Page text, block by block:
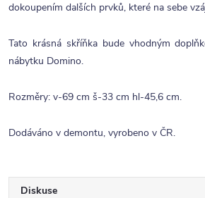
dokoupením dalších prvků, které na sebe
Tato krásná skříňka bude vhodným
nábytku Domino.
Rozměry: v-69 cm š-33 cm hl-45,6 cm.
Dodáváno v demontu, vyrobeno v ČR.
Diskuse